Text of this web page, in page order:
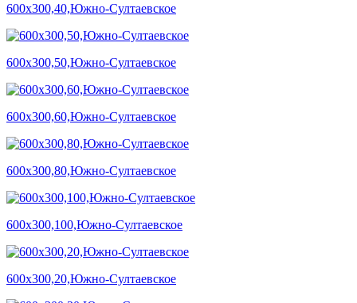
600х300,40,Южно-Султаевское
600х300,50,Южно-Султаевское
600х300,60,Южно-Султаевское
600х300,80,Южно-Султаевское
600х300,100,Южно-Султаевское
600х300,20,Южно-Султаевское